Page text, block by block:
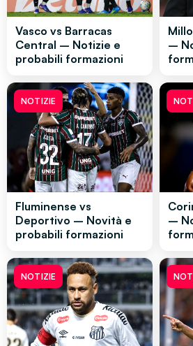
Vasco vs Barracas
Central – Notizie e
probabili formazioni
–
NOTIZIE
Fluminense vs
Deportivo – Novità e
probabili formazioni
–
NOTIZIE